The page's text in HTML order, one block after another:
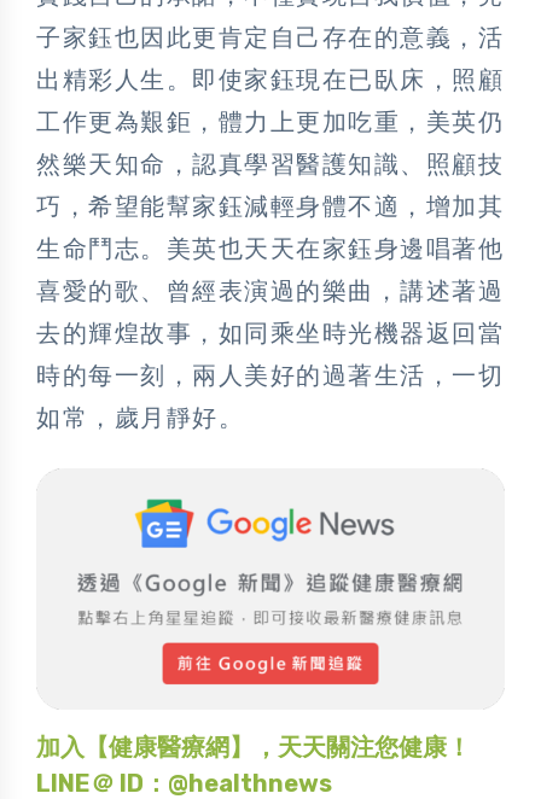
子家鈺也因此更肯定自己存在的意義，活
出精彩人生。即使家鈺現在已臥床，照顧
工作更為艱鉅，體力上更加吃重，美英仍
然樂天知命，認真學習醫護知識、照顧技
巧，希望能幫家鈺減輕身體不適，增加其
生命鬥志。美英也天天在家鈺身邊唱著他
喜愛的歌、曾經表演過的樂曲，講述著過
去的輝煌故事，如同乘坐時光機器返回當
時的每一刻，兩人美好的過著生活，一切
如常，歲月靜好。
加入【健康醫療網】，天天關注您健康！
LINE＠ ID：@healthnews